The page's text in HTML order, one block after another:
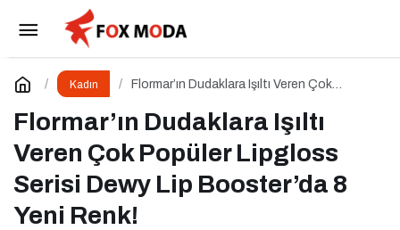
Kadın
Flormar’ın Dudaklara Işıltı Veren Çok
Booster’da 8 Yeni Renk!
Flormar’ın Dudaklara Işıltı
Veren Çok Popüler Lipgloss
Serisi Dewy Lip Booster’da 8
Yeni Renk!
TSKB ve GİRVAK, Girişimcileri Güçlendirecek
Ortak Bir Program Başlattı
Yorum Yap